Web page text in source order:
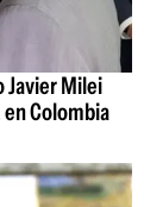
Javier Milei
Colombia